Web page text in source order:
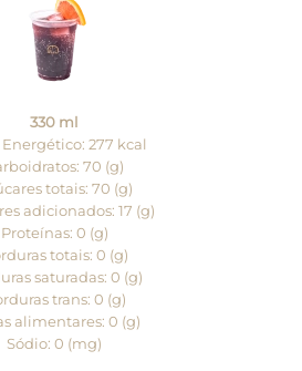
330 ml
277 kcal
70 (g)
totais: 70 (g)
adicionados: 17 (g)
Proteínas: 0 (g)
totais: 0 (g)
saturadas: 0 (g)
trans: 0 (g)
alimentares: 0 (g)
Sódio: 0 (mg)